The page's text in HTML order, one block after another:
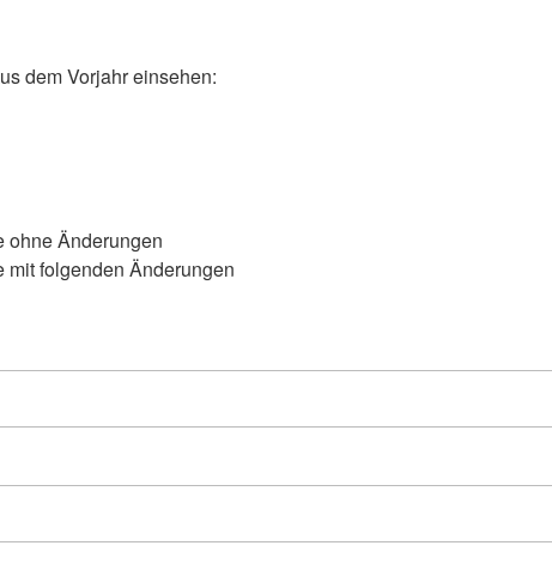
dem Vorjahr einsehen:
ohne Änderungen
folgenden Änderungen